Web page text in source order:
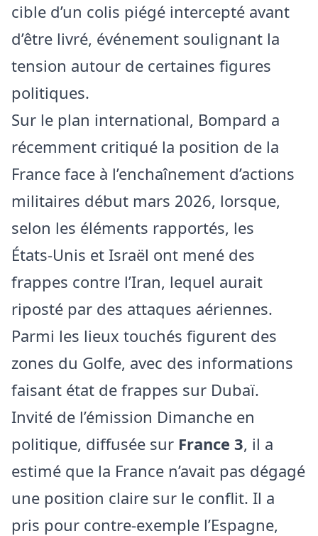
cible d’un colis piégé intercepté avant
d’être livré, événement soulignant la
tension autour de certaines figures
politiques.
Sur le plan international, Bompard a
récemment critiqué la position de la
France face à l’enchaînement d’actions
militaires début mars 2026, lorsque,
selon les éléments rapportés, les
États‑Unis et Israël ont mené des
frappes contre l’Iran, lequel aurait
riposté par des attaques aériennes.
Parmi les lieux touchés figurent des
zones du Golfe, avec des informations
faisant état de frappes sur Dubaï.
Invité de l’émission Dimanche en
politique, diffusée sur France 3, il a
estimé que la France n’avait pas dégagé
une position claire sur le conflit. Il a
pris pour contre‑exemple l’Espagne,